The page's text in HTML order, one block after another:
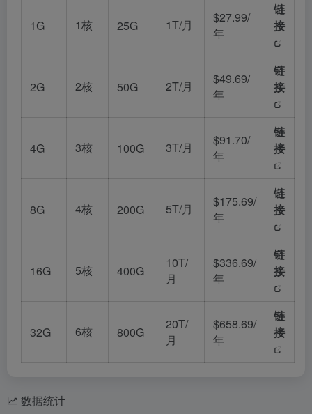
1G 1核 25G 1T/月
$27.99/
年
链
接
2G 2核 50G 2T/月
$49.69/
年
链
接
4G 3核 100G 3T/月
$91.70/
年
链
接
8G 4核 200G 5T/月
$175.69/
年
链
接
16G 5核 400G
10T/
月
$336.69/
年
链
接
32G 6核 800G
20T/
月
$658.69/
年
链
接
数据统计